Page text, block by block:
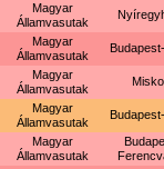
Magyar
Államvasutak
Magyar
Államvasutak
Magyar
Államvasutak
Magyar
Államvasutak
Magyar
Államvasutak